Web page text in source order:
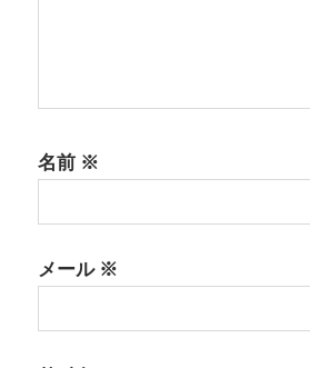
名前 ※
メール※